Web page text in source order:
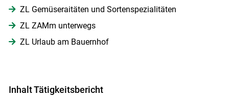
ZL Gemüseraitäten und Sortenspezialitäten
ZL ZAMm unterwegs
ZL Urlaub am Bauernhof
Inhalt Tätigkeitsbericht